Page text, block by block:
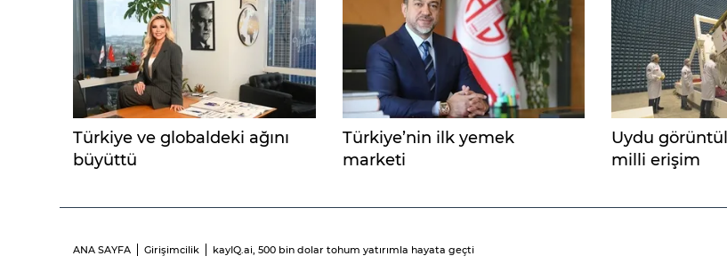
Türkiye ve globaldeki ağını
büyüttü
Türkiye’nin ilk yemek
marketi
Uydu
milli erişim
ANA SAYFA Girişimcilik kayIQ.ai, 500 bin dolar tohum yatırımla hayata geçti